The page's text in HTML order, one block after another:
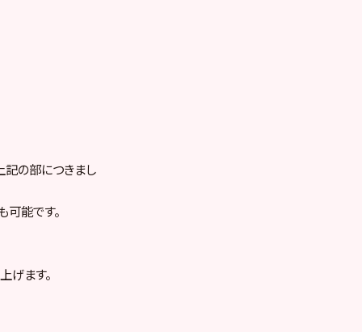
記の部につきまし
可能です。
げます。